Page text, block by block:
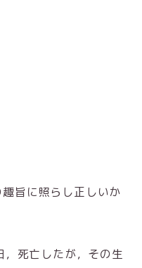
旨に照らし正しいか
，死亡したが，その生